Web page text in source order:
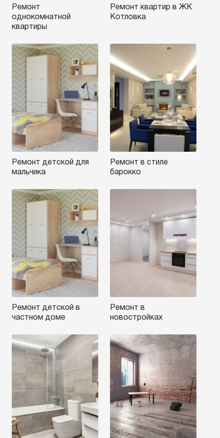
Ремонт
однокомнатной
квартиры
Ремонт квартир в ЖК
Котловка
Ремонт детской для
мальчика
Ремонт в стиле
барокко
Ремонт детской в
частном доме
Ремонт в
новостройках